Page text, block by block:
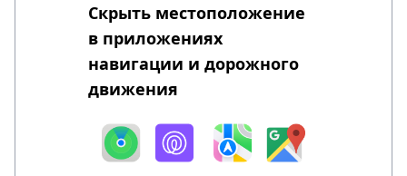
Скрыть местоположение
в приложениях
навигации и дорожного
движения